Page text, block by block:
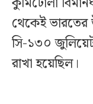
থেকেই ভারতের
সি-১৩০
রাখা হয়েছিল।